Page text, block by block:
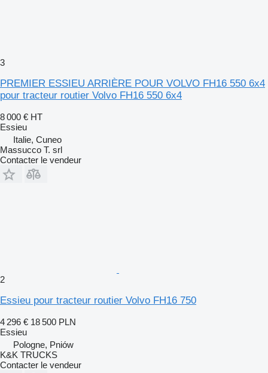
3
PREMIER ESSIEU ARRIÈRE POUR VOLVO FH16 550 6x4
pour tracteur routier Volvo FH16 550 6x4
8 000 € HT
Essieu
Italie, Cuneo
Massucco T. srl
Contacter le vendeur
2
Essieu pour tracteur routier Volvo FH16 750
4 296 € 18 500 PLN
Essieu
Pologne, Pniów
K&K TRUCKS
Contacter le vendeur